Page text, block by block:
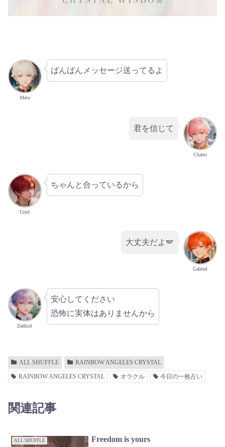
Meta
ばんばんメッセージ送ってるよ
Chami
君を信じて
Uriel
ちゃんと合っているから
Gabriel
大丈夫だよ🪽
Zadkiel
安心してください
恐怖に実体はありませんから
ALL SHUFFLE
RAINBOW ANGELES CRYSTAL
RAINBOW ANGELES CRYSTAL
オラクル 今日の一枚占い
関連記事
ALL SHUFFLE Freedom is yours